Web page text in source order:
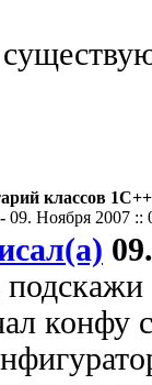
классов
09. Ноября 2007 ::
конфу